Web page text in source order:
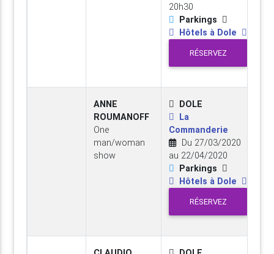
20h30
Parkings
Hôtels à Dole
RÉSERVEZ
ANNE
ROUMANOFF
One
man/woman
show
DOLE
La
Commanderie
Du 27/03/2020
au 22/04/2020
Parkings
Hôtels à Dole
RÉSERVEZ